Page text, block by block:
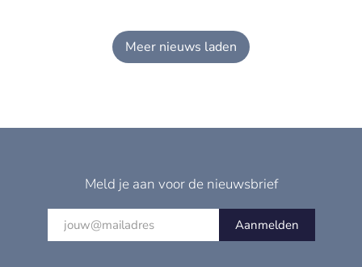
Meer nieuws laden
Meld je aan voor de nieuwsbrief
Aanmelden